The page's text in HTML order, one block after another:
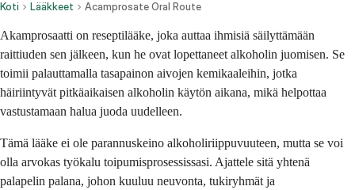
Koti Lääkkeet Acamprosate Oral Route
Akamprosaatti on reseptilääke, joka auttaa ihmisiä säilyttämään
raittiuden sen jälkeen, kun he ovat lopettaneet alkoholin juomisen. Se
toimii palauttamalla tasapainon aivojen kemikaaleihin, jotka
häiriintyvät pitkäaikaisen alkoholin käytön aikana, mikä helpottaa
vastustamaan halua juoda uudelleen.
Tämä lääke ei ole parannuskeino alkoholiriippuvuuteen, mutta se voi
olla arvokas työkalu toipumisprosessissasi. Ajattele sitä yhtenä
palapelin palana, johon kuuluu neuvonta, tukiryhmät ja